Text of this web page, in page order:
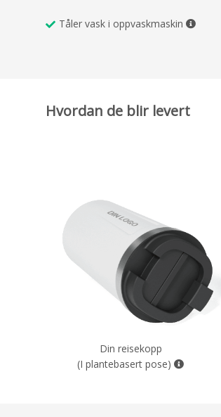
Tåler vask i oppvaskmaskin
Hvordan de blir levert
Din reisekopp
(I plantebasert pose)